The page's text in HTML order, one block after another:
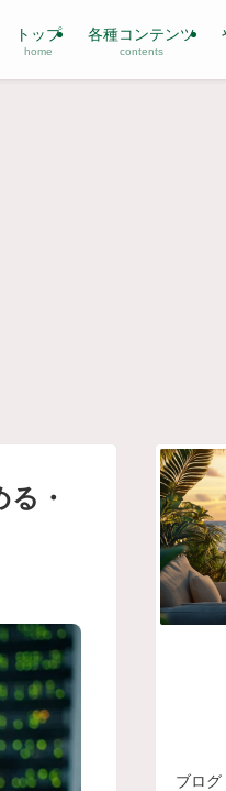
トップ
home
各種コンテンツ
contents
・
ブログ